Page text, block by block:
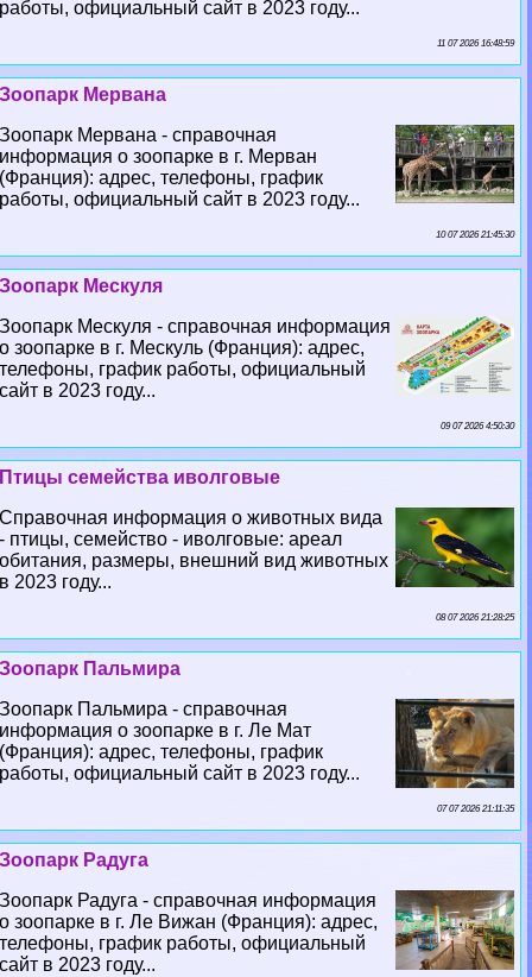
работы, официальный сайт в 2023 году...
11 07 2026 16:48:59
Зоопарк Мервана
Зоопарк Мервана - справочная
информация о зоопарке в г. Мерван
(Франция): адрес, телефоны, график
работы, официальный сайт в 2023 году...
10 07 2026 21:45:30
Зоопарк Мескуля
Зоопарк Мескуля - справочная информация
о зоопарке в г. Мескуль (Франция): адрес,
телефоны, график работы, официальный
сайт в 2023 году...
09 07 2026 4:50:30
Птицы семейства иволговые
Справочная информация о животных вида
- птицы, семейство - иволговые: ареал
обитания, размеры, внешний вид животных
в 2023 году...
08 07 2026 21:28:25
Зоопарк Пальмира
Зоопарк Пальмира - справочная
информация о зоопарке в г. Ле Мат
(Франция): адрес, телефоны, график
работы, официальный сайт в 2023 году...
07 07 2026 21:11:35
Зоопарк Радуга
Зоопарк Радуга - справочная информация
о зоопарке в г. Ле Вижан (Франция): адрес,
телефоны, график работы, официальный
сайт в 2023 году...